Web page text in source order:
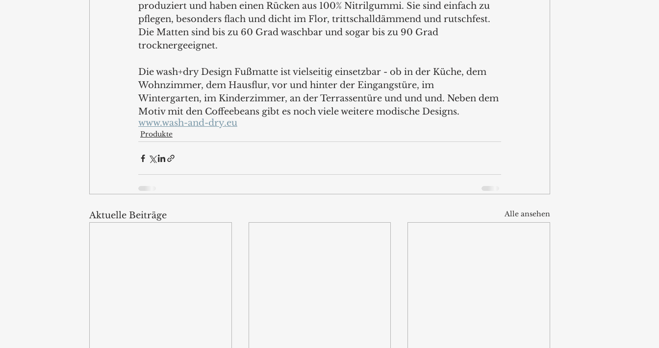
produziert und haben einen Rücken aus 100% Nitrilgummi. Sie sind einfach zu
pflegen, besonders flach und dicht im Flor, trittschalldämmend und rutschfest.
Die Matten sind bis zu 60 Grad waschbar und sogar bis zu 90 Grad
trocknergeeignet.
Die wash+dry Design Fußmatte ist vielseitig einsetzbar - ob in der Küche, dem
Wohnzimmer, dem Hausflur, vor und hinter der Eingangstüre, im
Wintergarten, im Kinderzimmer, an der Terrassentüre und und und. Neben dem
Motiv mit den Coffeebeans gibt es noch viele weitere modische Designs.
www.wash-and-dry.eu
Produkte
Aktuelle Beiträge Alle ansehen